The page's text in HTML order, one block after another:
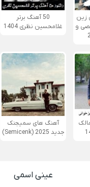
زین
و
50 آهنگ برتر
غلامحسین نظری 1404
آهنگ های سمیجنک
جدید 2025 (Semicenk)
عینی اسمی